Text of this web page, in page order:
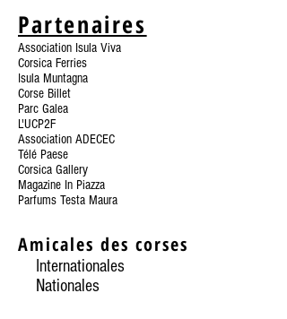
Partenaires
Association Isula Viva
Corsica Ferries
Isula Muntagna
Corse Billet
Parc Galea
L'UCP2F
Association ADECEC
Télé Paese
Corsica Gallery
Magazine In Piazza
Parfums Testa Maura
Amicales des corses
Internationales
Nationales